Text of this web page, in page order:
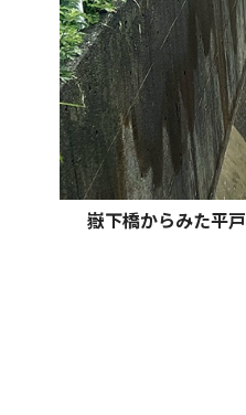
嶽下橋からみた平